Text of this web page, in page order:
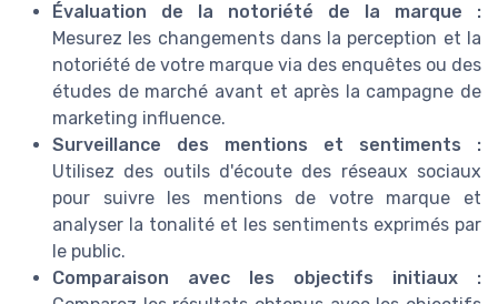
Évaluation de la notoriété de la marque :
Mesurez les changements dans la perception et la
notoriété de votre marque via des enquêtes ou des
études de marché avant et après la campagne de
marketing influence.
Surveillance des mentions et sentiments :
Utilisez des outils d'écoute des réseaux sociaux
pour suivre les mentions de votre marque et
analyser la tonalité et les sentiments exprimés par
le public.
Comparaison avec les objectifs initiaux :